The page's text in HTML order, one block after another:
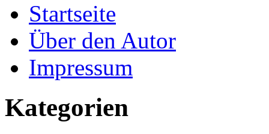
Startseite
Über den Autor
Impressum
Kategorien